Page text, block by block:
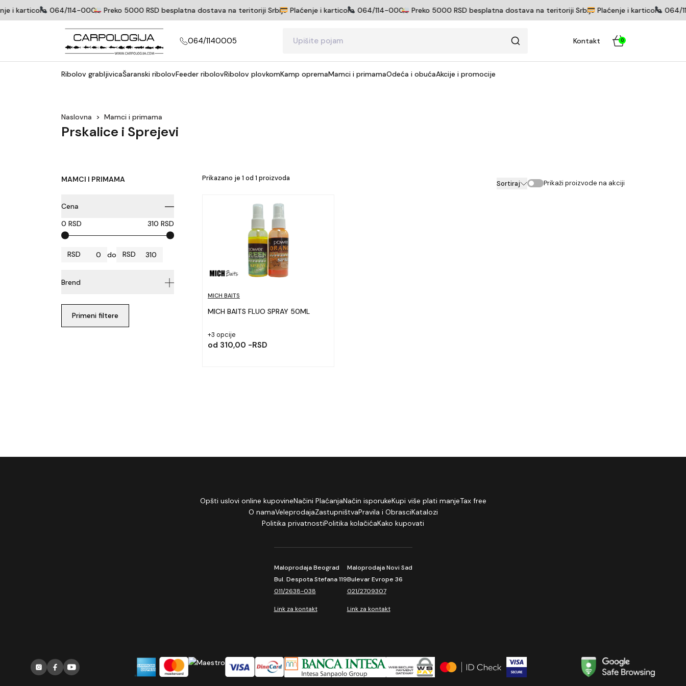
i karticom064/114-0005Preko 5000 RSD besplatna dostava na teritoriji SrbijePlaćenje i karticom064/114-0005Preko 5000 RSD besplatna dostava na teritoriji SrbijePlaćenje i karticom064/
064/1140005 Kontakt 0
Ribolov grabljivicaŠaranski ribolovFeeder ribolovRibolov plovkomKamp opremaMamci i primamaOdeća i obućaAkcije i promocije
Naslovna > Mamci i primama
Prskalice i Sprejevi
MAMCI I PRIMAMA Prikazano je 1 od 1 proizvoda
Sortiraj Prikaži proizvode na akciji
Cena
0
310
0
310
RSD
do RSD
Brend
MICH BAITS1
Primeni filtere
MICH BAITS
MICH BAITS FLUO SPRAY 50ML
+3 opcije
od 310,00 -RSD
Opšti uslovi online kupovineNačini PlaćanjaNačin isporukeKupi više plati manjeTax free
O namaVeleprodajaZastupništvaPravila i ObrasciKatalozi
Politika privatnostiPolitika kolačićaKako kupovati
Maloprodaja Beograd
Bul. Despota Stefana 119
011/2638-038
Link za kontakt
Maloprodaja Novi Sad
Bulevar Evrope 36
021/2709307
Link za kontakt